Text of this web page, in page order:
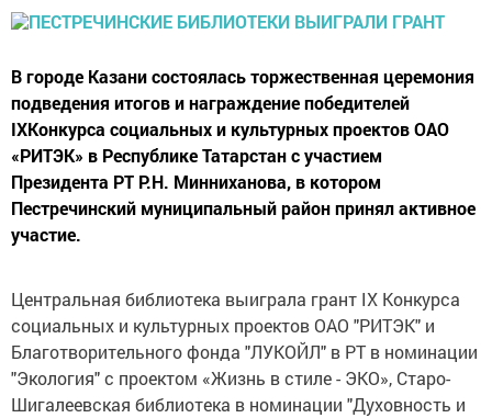
В городе Казани состоялась торжественная церемония
подведения итогов и награждение победителей
IXКонкурса социальных и культурных проектов ОАО
«РИТЭК» в Республике Татарстан с участием
Президента РТ Р.Н. Минниханова, в котором
Пестречинский муниципальный район принял активное
участие.
Центральная библиотека выиграла грант IX Конкурса
социальных и культурных проектов ОАО "РИТЭК" и
Благотворительного фонда "ЛУКОЙЛ" в РТ в номинации
"Экология" с проектом «Жизнь в стиле - ЭКО», Старо-
Шигалеевская библиотека в номинации "Духовность и